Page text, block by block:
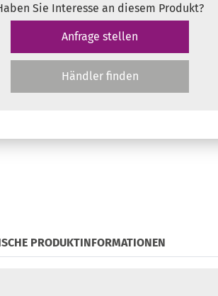
Sie Interesse an diesem Produkt?
Anfrage stellen
Händler finden
PRODUKTINFORMATIONEN